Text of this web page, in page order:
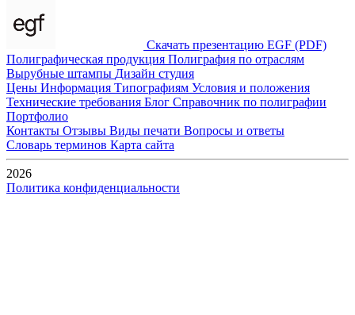
Скачать презентацию EGF (PDF)
Полиграфическая продукция Полиграфия по отраслям
Вырубные штампы Дизайн студия
Цены Информация Типографиям Условия и положения
Технические требования Блог Справочник по полиграфии
Портфолио
Контакты Отзывы Виды печати Вопросы и ответы
Словарь терминов Карта сайта
2026
Политика конфиденциальности